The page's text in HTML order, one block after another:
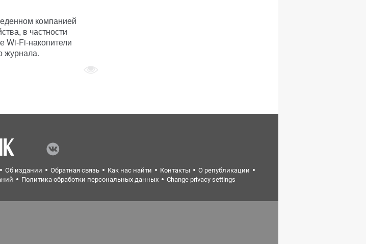
компанией
в частности
Wi-Fi-накопители
журнала.
Об издании Обратная связь Как нас найти Контакты
О републикации
Политика обработки персональных данных Change privacy settings